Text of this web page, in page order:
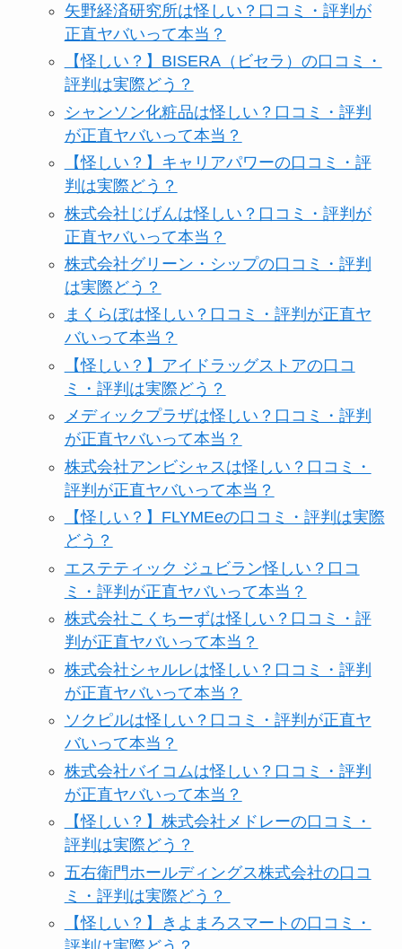
矢野経済研究所は怪しい？口コミ・評判が
正直ヤバいって本当？
【怪しい？】BISERA（ビセラ）の口コミ・
評判は実際どう？
シャンソン化粧品は怪しい？口コミ・評判
が正直ヤバいって本当？
【怪しい？】キャリアパワーの口コミ・評
判は実際どう？
株式会社じげんは怪しい？口コミ・評判が
正直ヤバいって本当？
株式会社グリーン・シップの口コミ・評判
は実際どう？
まくらぼは怪しい？口コミ・評判が正直ヤ
バいって本当？
【怪しい？】アイドラッグストアの口コ
ミ・評判は実際どう？
メディックプラザは怪しい？口コミ・評判
が正直ヤバいって本当？
株式会社アンビシャスは怪しい？口コミ・
評判が正直ヤバいって本当？
【怪しい？】FLYMEeの口コミ・評判は実際
どう？
エステティック ジュビラン怪しい？口コ
ミ・評判が正直ヤバいって本当？
株式会社こくちーずは怪しい？口コミ・評
判が正直ヤバいって本当？
株式会社シャルレは怪しい？口コミ・評判
が正直ヤバいって本当？
ソクピルは怪しい？口コミ・評判が正直ヤ
バいって本当？
株式会社バイコムは怪しい？口コミ・評判
が正直ヤバいって本当？
【怪しい？】株式会社メドレーの口コミ・
評判は実際どう？
五右衛門ホールディングス株式会社の口コ
ミ・評判は実際どう？
【怪しい？】きよまろスマートの口コミ・